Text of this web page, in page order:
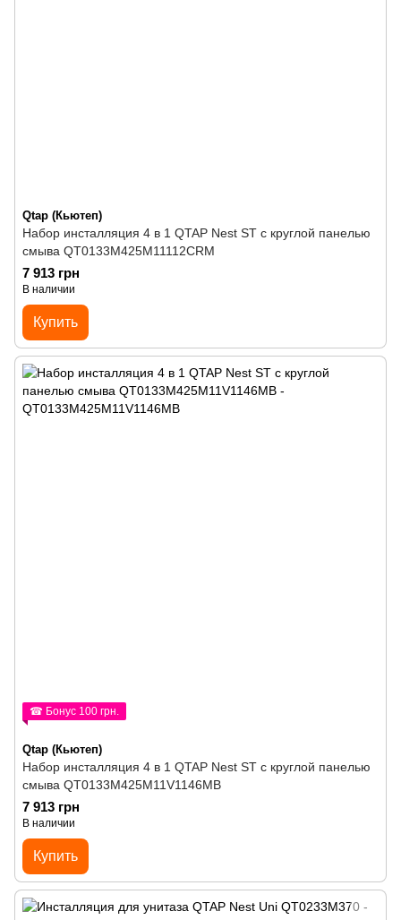
Qtap (Кьютеп)
Набор инсталляция 4 в 1 QTAP Nest ST с круглой панелью
смыва QT0133M425M11112CRM
7 913 грн
В наличии
Купить
☎ Бонус 100 грн.
Qtap (Кьютеп)
Набор инсталляция 4 в 1 QTAP Nest ST с круглой панелью
смыва QT0133M425M11V1146MB
7 913 грн
В наличии
Купить